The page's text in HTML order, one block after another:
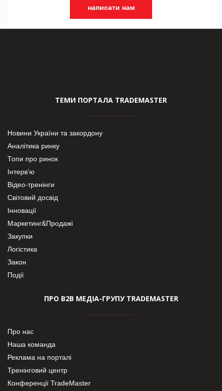
написати нам
ТЕМИ ПОРТАЛА TRADEMASTER
Новини України та закордону
Аналітика ринку
Топи про ринок
Інтерв’ю
Відео-тренінги
Світовий досвід
Інновації
Маркетинг&Продажі
Закупки
Логістика
Закон
Події
ПРО В2В МЕДІА-ГРУПУ TRADEMASTER
Про нас
Наша команда
Реклама на порталі
Тренінговий центр
Конференції TradeMaster